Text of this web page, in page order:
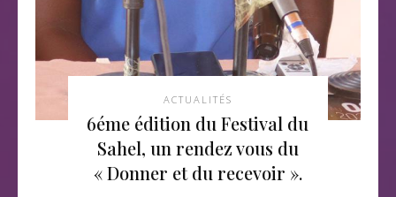
ACTUALITÉS
6éme édition du Festival du
Sahel, un rendez vous du
« Donner et du recevoir ».